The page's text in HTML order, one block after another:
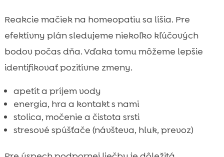
Reakcie mačiek na homeopatiu sa líšia. Pre
efektívny plán sledujeme niekoľko kľúčových
bodov počas dňa. Vďaka tomu môžeme lepšie
identifikovať pozitívne zmeny.
apetít a príjem vody
energia, hra a kontakt s nami
stolica, močenie a čistota srsti
stresové spúšťače (návšteva, hluk, prevoz)